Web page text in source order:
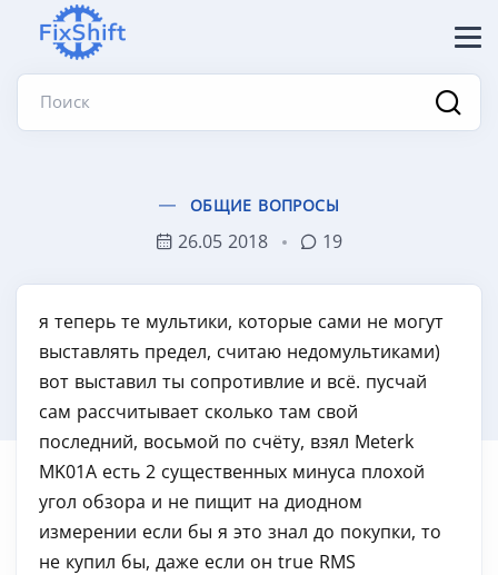
Поиск
ОБЩИЕ ВОПРОСЫ
26.05 2018 19
я теперь те мультики, которые сами не могут
выставлять предел, считаю недомультиками)
вот выставил ты сопротивлие и всё. пусчай
сам рассчитывает сколько там свой
последний, восьмой по счёту, взял Meterk
MK01A есть 2 существенных минуса плохой
угол обзора и не пищит на диодном
измерении если бы я это знал до покупки, то
не купил бы, даже если он true RMS